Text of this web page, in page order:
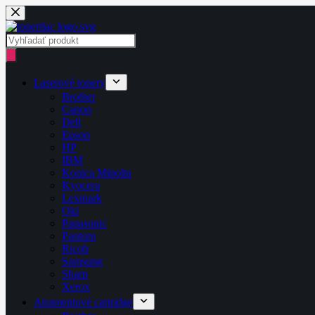
Skip
to
content
Products
search
Laserové tonery
Brother
Canon
Dell
Epson
HP
IBM
Konica Minolta
Kyocera
Lexmark
Oki
Panasonic
Pantum
Ricoh
Samsung
Sharp
Xerox
Atramentové cartridge